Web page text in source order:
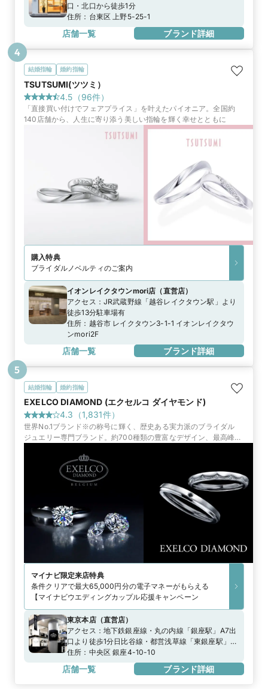
口・北口から徒歩1分
住所： 台東区 上野5-25-1
店舗一覧 ブランド詳細
結婚指輪 婚約指輪
TSUTSUMI(ツツミ）
4.5 （96件）
「直接買い付けでフェアプライス」を叶えたパイオニア。全国約
140店舗から、人生に寄り添う美しい指輪を輝く幸せとともに
購入特典
ブライダルノベルティのご案内
イオンレイクタウンmori店 （直営店）
アクセス： JR武蔵野線「越谷レイクタウン駅」より
徒歩13分駐車場有
住所： 越谷市 レイクタウン3-1-1 イオンレイクタウ
ンmori2F
店舗一覧 ブランド詳細
4
結婚指輪 婚約指輪
EXELCO DIAMOND (エクセルコ ダイヤモンド)
4.3 （1,831件）
世界No.1ブランド※の称号に輝く、歴史ある実力派のブライダル
ジュエリー専門ブランド。約700種類の豊富なデザイン、最高峰の
マイナビ限定来店特典
条件クリアで最大65,000円分の電子マネーがもらえる
【マイナビウエディングカップル応援キャンペーン
東京本店（直営店）
アクセス： 地下鉄銀座線・丸の内線「銀座駅」A7出
口より徒歩1分日比谷線・都営浅草線「東銀座駅」
A2出口より徒歩0分
住所： 中央区 銀座4-10-10
店舗一覧 ブランド詳細
5